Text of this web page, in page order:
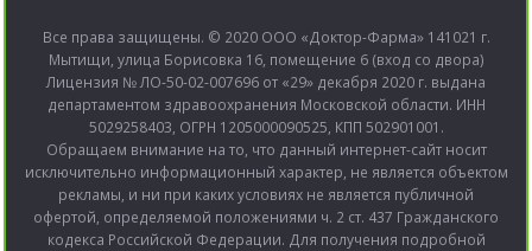
Все права защищены. © 2020 ООО «Доктор-Фарма» 141021 г.
Мытищи, улица Борисовка 16, помещение 6 (вход со двора)
Лицензия № ЛО-50-02-007696 от «29» декабря 2020 г. выдана
департаментом здравоохранения Московской области. ИНН
5029258403, ОГРН 1205000090525, КПП 502901001.
Обращаем внимание на то, что данный интернет-сайт носит
исключительно информационный характер, не является объектом
рекламы, и ни при каких условиях не является публичной
офертой, определяемой положениями ч. 2 ст. 437 Гражданского
кодекса Российской Федерации. Для получения подробной